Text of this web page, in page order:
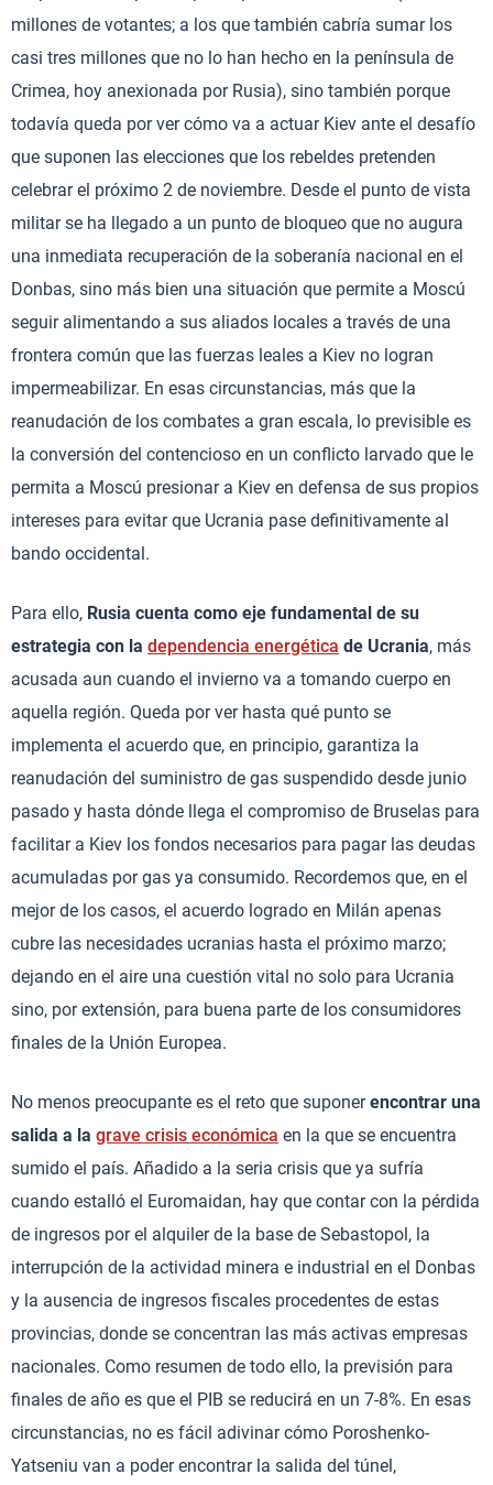
millones de votantes; a los que también cabría sumar los
casi tres millones que no lo han hecho en la península de
Crimea, hoy anexionada por Rusia), sino también porque
todavía queda por ver cómo va a actuar Kiev ante el desafío
que suponen las elecciones que los rebeldes pretenden
celebrar el próximo 2 de noviembre. Desde el punto de vista
militar se ha llegado a un punto de bloqueo que no augura
una inmediata recuperación de la soberanía nacional en el
Donbas, sino más bien una situación que permite a Moscú
seguir alimentando a sus aliados locales a través de una
frontera común que las fuerzas leales a Kiev no logran
impermeabilizar. En esas circunstancias, más que la
reanudación de los combates a gran escala, lo previsible es
la conversión del contencioso en un conflicto larvado que le
permita a Moscú presionar a Kiev en defensa de sus propios
intereses para evitar que Ucrania pase definitivamente al
bando occidental.
Para ello, Rusia cuenta como eje fundamental de su
estrategia con la dependencia energética de Ucrania, más
acusada aun cuando el invierno va a tomando cuerpo en
aquella región. Queda por ver hasta qué punto se
implementa el acuerdo que, en principio, garantiza la
reanudación del suministro de gas suspendido desde junio
pasado y hasta dónde llega el compromiso de Bruselas para
facilitar a Kiev los fondos necesarios para pagar las deudas
acumuladas por gas ya consumido. Recordemos que, en el
mejor de los casos, el acuerdo logrado en Milán apenas
cubre las necesidades ucranias hasta el próximo marzo;
dejando en el aire una cuestión vital no solo para Ucrania
sino, por extensión, para buena parte de los consumidores
finales de la Unión Europea.
No menos preocupante es el reto que suponerencontrar una
salida a la grave crisis económica en la que se encuentra
sumido el país. Añadido a la seria crisis que ya sufría
cuando estalló el Euromaidan, hay que contar con la pérdida
de ingresos por el alquiler de la base de Sebastopol, la
interrupción de la actividad minera e industrial en el Donbas
y la ausencia de ingresos fiscales procedentes de estas
provincias, donde se concentran las más activas empresas
nacionales. Como resumen de todo ello, la previsión para
finales de año es que el PIB se reducirá en un 7-8%. En esas
circunstancias, no es fácil adivinar cómo Poroshenko-
Yatseniu van a poder encontrar la salida del túnel,